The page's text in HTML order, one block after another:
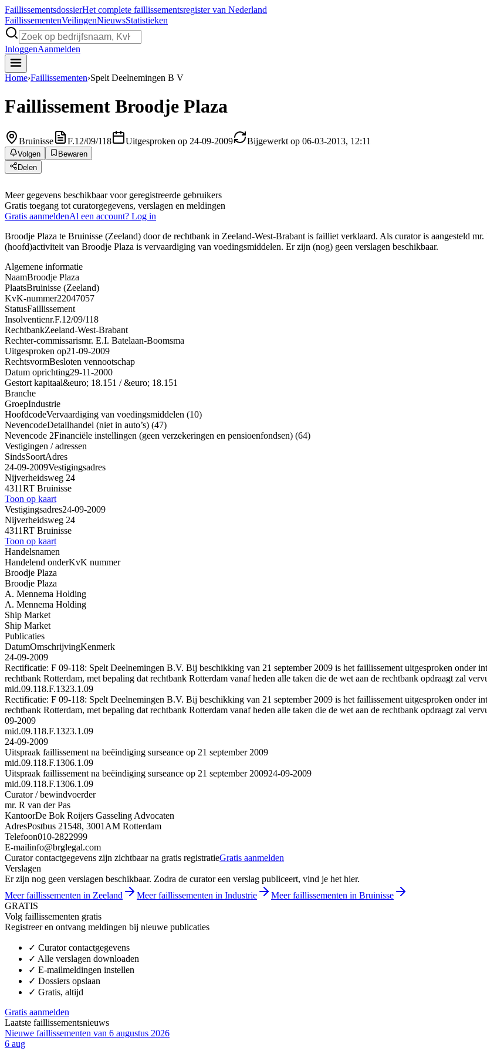
FaillissementsdossierHet complete faillissementsregister van Nederland
FaillissementenVeilingenNieuwsStatistieken
InloggenAanmelden
Home›Faillissementen›Spelt Deelnemingen B V
Faillissement Broodje Plaza
Bruinisse F.12/09/118 Uitgesproken op 24-09-2009 Bijgewerkt op 06-03-2013, 12:11
Volgen
Bewaren
Delen
Meer gegevens beschikbaar voor geregistreerde gebruikers
Gratis toegang tot curatorgegevens, verslagen en meldingen
Gratis aanmeldenAl een account? Log in
Broodje Plaza te Bruinisse (Zeeland) door de rechtbank in Zeeland-West-Brabant is failliet verklaard. Als curator is aangesteld
(hoofd)activiteit van Broodje Plaza is vervaardiging van voedingsmiddelen. Er zijn (nog) geen verslagen beschikbaar.
Algemene informatie
NaamBroodje Plaza
PlaatsBruinisse (Zeeland)
KvK-nummer22047057
StatusFaillissement
Insolventienr.F.12/09/118
RechtbankZeeland-West-Brabant
Rechter-commissarismr. E.I. Batelaan-Boomsma
Uitgesproken op21-09-2009
RechtsvormBesloten vennootschap
Datum oprichting29-11-2000
Gestort kapitaal&euro; 18.151 / &euro; 18.151
Branche
GroepIndustrie
HoofdcodeVervaardiging van voedingsmiddelen (10)
NevencodeDetailhandel (niet in auto’s) (47)
Nevencode 2Financiële instellingen (geen verzekeringen en pensioenfondsen) (64)
Vestigingen / adressen
SindsSoortAdres
24-09-2009Vestigingsadres
Nijverheidsweg 24
4311RT Bruinisse
Toon op kaart
Vestigingsadres24-09-2009
Nijverheidsweg 24
4311RT Bruinisse
Toon op kaart
Handelsnamen
Handelend onderKvK nummer
Broodje Plaza
Broodje Plaza
A. Mennema Holding
A. Mennema Holding
Ship Market
Ship Market
Publicaties
DatumOmschrijvingKenmerk
24-09-2009
Rectificatie: F 09-118: Spelt Deelnemingen B.V. Bij beschikking van 21 september 2009 is het faillissement uitgesproken onder
rechtbank Rotterdam, met bepaling dat rechtbank Rotterdam vanaf heden alle taken die de wet aan de rechtbank opdraagt zal
mid.09.118.F.1323.1.09
Rectificatie: F 09-118: Spelt Deelnemingen B.V. Bij beschikking van 21 september 2009 is het faillissement uitgesproken onder
rechtbank Rotterdam, met bepaling dat rechtbank Rotterdam vanaf heden alle taken die de wet aan de rechtbank opdraagt zal
09-2009
mid.09.118.F.1323.1.09
24-09-2009
Uitspraak faillissement na beëindiging surseance op 21 september 2009
mid.09.118.F.1306.1.09
Uitspraak faillissement na beëindiging surseance op 21 september 200924-09-2009
mid.09.118.F.1306.1.09
Curator / bewindvoerder
mr. R van der Pas
KantoorDe Bok Roijers Gasseling Advocaten
AdresPostbus 21548, 3001AM Rotterdam
Telefoon010-2822999
E-mailinfo@brglegal.com
Curator contactgegevens zijn zichtbaar na gratis registratieGratis aanmelden
Verslagen
Er zijn nog geen verslagen beschikbaar. Zodra de curator een verslag publiceert, vind je het hier.
Meer faillissementen in Zeeland
Meer faillissementen in Industrie
Meer faillissementen in Bruinisse
GRATIS
Volg faillissementen gratis
Registreer en ontvang meldingen bij nieuwe publicaties
✓ Curator contactgegevens
✓ Alle verslagen downloaden
✓ E-mailmeldingen instellen
✓ Dossiers opslaan
✓ Gratis, altijd
Gratis aanmelden
Laatste faillissementsnieuws
Nieuwe faillissementen van 6 augustus 2026
6 aug